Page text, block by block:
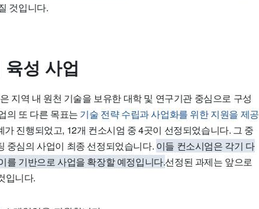
것입니다.
성 사업
지역 내 원천 기술을 보유한 대학 및 연구기관 중심으로 구성
의 또 다른 목표는 기술 전략 수립과 사업화를 위한 지원을 제공
진행되었고, 12개 컨소시엄 중 4곳이 선정되었습니다. 그 중
중심의 사업이 최종 선정되었습니다. 이들 컨소시엄은 각기 다
를 기반으로 사업을 확장할 예정입니다.선정된 과제는 앞으로
입니다.